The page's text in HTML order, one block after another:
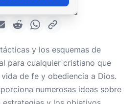
y los esquemas de
para cualquier cristiano que
de fe y obediencia a Dios.
numerosas ideas sobre